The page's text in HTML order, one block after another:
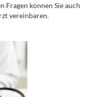
Fragen können Sie auch
vereinbaren.